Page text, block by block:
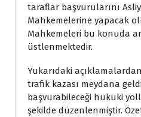
taraflar başvurularını
Mahkemelerine yapacak
Mahkemeleri bu konuda
üstlenmektedir.
Yukarıdaki
trafik kazası meydana
başvurabileceği hukuki
şekilde düzenlenmiştir.